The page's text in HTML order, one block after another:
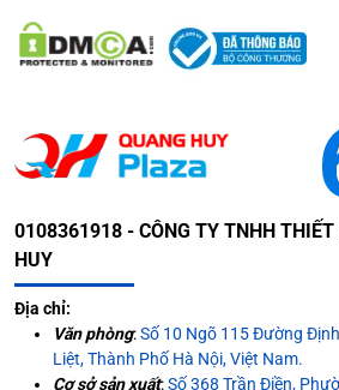
0108361918 - CÔNG TY TNHH THIẾT
HUY
Địa chỉ:
Văn phòng:Số 10 Ngõ 115 Đường
Liệt, Thành Phố Hà Nội, Việt Nam.
Cơ sở sản xuất:Số 368 Trần Điền,